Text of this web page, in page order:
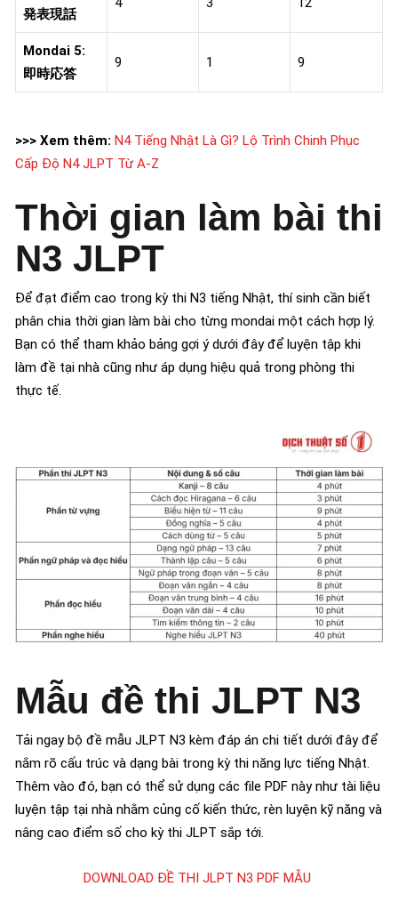
発表現話
Mondai 5:
即時応答
9 1 9
>>> Xem thêm: N4 Tiếng Nhật Là Gì? Lộ Trình Chinh Phục
Cấp Độ N4 JLPT Từ A-Z
Thời gian làm bài thi
N3 JLPT
Để đạt điểm cao trong kỳ thi N3 tiếng Nhật, thí sinh cần biết
phân chia thời gian làm bài cho từng mondai một cách hợp lý.
Bạn có thể tham khảo bảng gợi ý dưới đây để luyện tập khi
làm đề tại nhà cũng như áp dụng hiệu quả trong phòng thi
thực tế.
Mẫu đề thi JLPT N3
Tải ngay bộ đề mẫu JLPT N3 kèm đáp án chi tiết dưới đây để
nắm rõ cấu trúc và dạng bài trong kỳ thi năng lực tiếng Nhật.
Thêm vào đó, bạn có thể sử dụng các file PDF này như tài liệu
luyện tập tại nhà nhằm củng cố kiến thức, rèn luyện kỹ năng và
nâng cao điểm số cho kỳ thi JLPT sắp tới.
DOWNLOAD ĐỀ THI JLPT N3 PDF MẪU